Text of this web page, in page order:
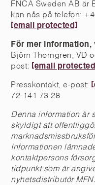
FNCA Sweden AB är
kan nås på telefon:
[email protected]
För mer
Björn Thorngren, VD
post: [email
Presskontakt, e-post:
72-141 73 28
Denna information är
skyldigt att
Informationen
kontaktpersons
tidpunkt som är
nyhetsdistributör MFN.